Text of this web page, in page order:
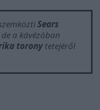
Sears
a kávézóban
torony tetejéről